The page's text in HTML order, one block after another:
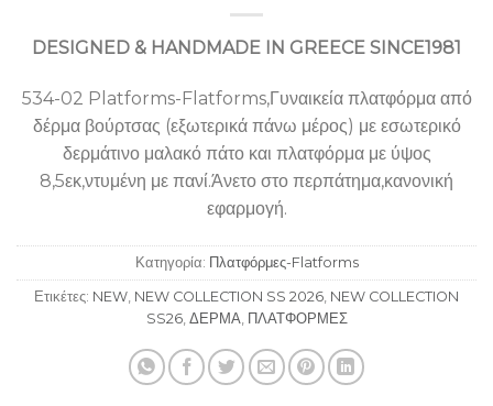
DESIGNED & HANDMADE IN GREECE SINCE1981
534-02 Platforms-Flatforms,Γυναικεία πλατφόρμα από
δέρμα βούρτσας (εξωτερικά πάνω μέρος) με εσωτερικό
δερμάτινο μαλακό πάτο και πλατφόρμα με ύψος
8,5εκ,ντυμένη με πανί.Άνετο στο περπάτημα,κανονική
εφαρμογή.
Κατηγορία: Πλατφόρμες-Flatforms
Ετικέτες: NEW NEW COLLECTION SS 2026 NEW COLLECTION
SS26, ΔΕΡΜΑ ΠΛΑΤΦΟΡΜΕΣ